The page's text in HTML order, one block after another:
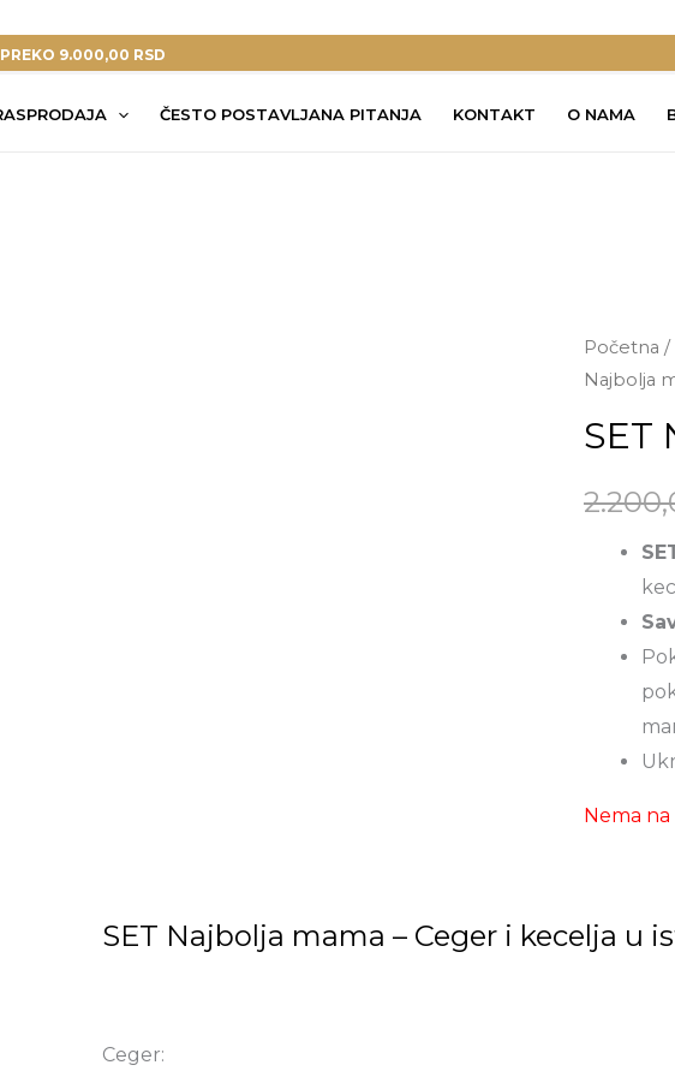
9.000,00 RSD
ČESTO POSTAVLJANA PITANJA KONTAKT O NAMA
Početna /
Najbolja
SET
Nema
SET Najbolja mama – Ceger i kecelja u
Ceger: